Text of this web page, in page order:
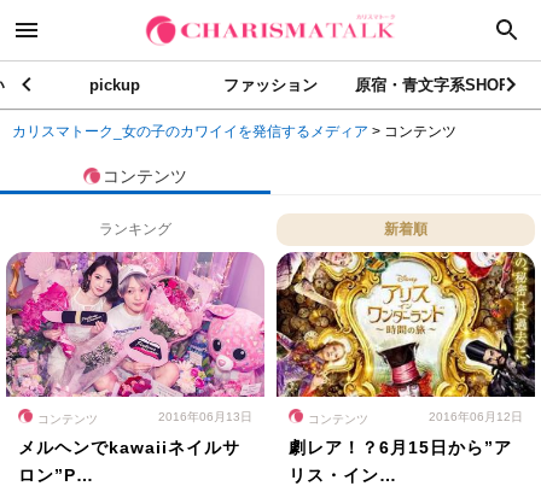
pickup ファッション 原宿・青文字系SHOP
カリスマトーク_女の子のカワイイを発信するメディア > コンテンツ
コンテンツ
ランキング 新着順
コンテンツ 2016年06月13日
メルヘンでkawaiiネイルサ
ロン”P…
コンテンツ 2016年06月12日
劇レア！？6月15日から”ア
リス・イン…